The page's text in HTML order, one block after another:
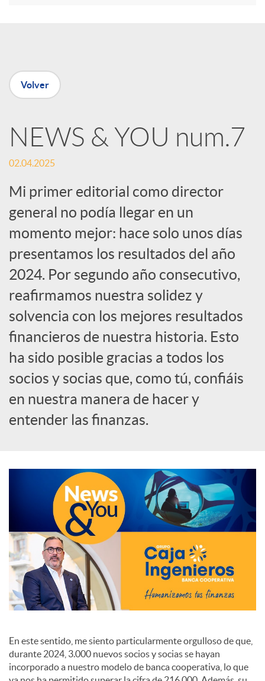
t
i
r
e
n
R
e
d
e
s
S
o
c
i
a
l
Volver
NEWS & YOU num.7
02.04.2025
Mi primer editorial como director
general no podía llegar en un
momento mejor: hace solo unos días
presentamos los resultados del año
2024. Por segundo año consecutivo,
reafirmamos nuestra solidez y
solvencia con los mejores resultados
financieros de nuestra historia. Esto
ha sido posible gracias a todos los
socios y socias que, como tú, confiáis
en nuestra manera de hacer y
entender las finanzas.
En este sentido, me siento particularmente orgulloso de que,
durante 2024, 3.000 nuevos socios y socias se hayan
incorporado a nuestro modelo de banca cooperativa, lo que